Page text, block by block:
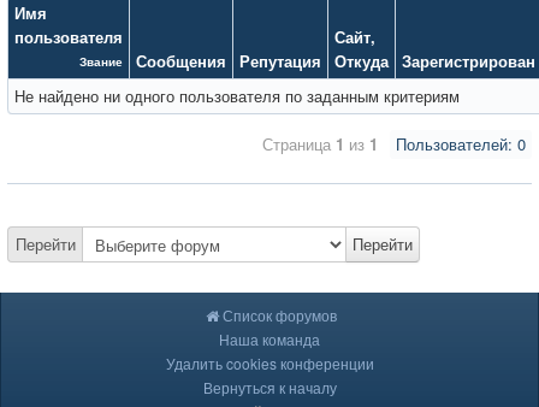
Имя
пользователя
Звание Сообщения Репутация
Сайт,
Откуда Зарегистрирован
Не найдено ни одного пользователя по заданным критериям
Пользователей: 0
Страница 1 из 1
Перейти Перейти
Список форумов
Наша команда
Удалить cookies конференции
Вернуться к началу